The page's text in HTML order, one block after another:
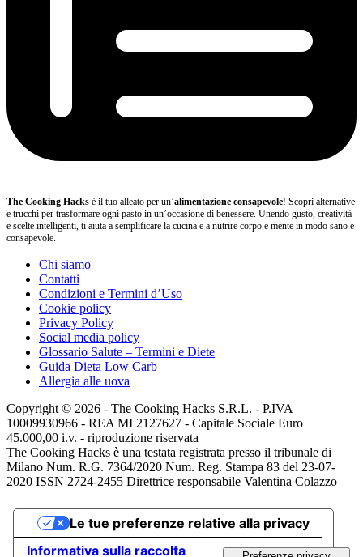
The Cooking Hacks è il tuo alleato per un’alimentazione consapevole! Scopri alternative
e trucchi per trasformare ogni pasto in un’occasione di benessere. Unendo gusto, creatività
e scelte intelligenti, ti aiuta a semplificare la cucina e a nutrire corpo e mente in modo sano e
consapevole.
Chi siamo
Contatti
Condizioni e Termini d’Uso
Cookie policy
Privacy Policy
Social media policy
Glossario Salute – Termini e Diete
Guida Dieta Low Carb
Allergia alle uova
Copyright © 2026 - The Cooking Hacks S.R.L. - P.IVA
10009930966 - REA MI 2127627 - Capitale Sociale Euro
45.000,00 i.v. - riproduzione riservata
The Cooking Hacks è una testata registrata presso il tribunale di
Milano Num. R.G. 7364/2020 Num. Reg. Stampa 83 del 23-07-
2020 ISSN 2724-2455 Direttrice responsabile Valentina Colazzo
Informativa sulla raccolta
Le tue preferenze relative alla privacy